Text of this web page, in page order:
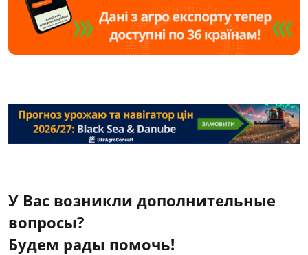
У Вас возникли дополнительные
вопросы?
Будем рады помочь!